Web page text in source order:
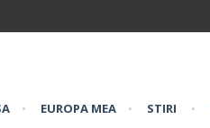
• EUROPA MEA • STIRI •